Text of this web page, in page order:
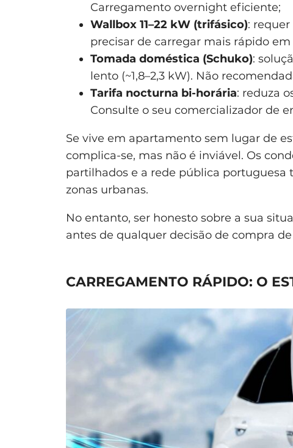
Carregamento overnight eficiente;
Wallbox 11–22 kW (trifásico):
precisar de carregar mais rápido em
Tomada doméstica (Schuko):
lento (~1,8–2,3 kW). Não
Tarifa nocturna bi-horária: reduza
Consulte o seu comercializador de
Se vive em apartamento sem lugar de
complica-se, mas não é inviável. Os
partilhados e a rede pública
zonas urbanas.
No entanto, ser honesto sobre a sua
antes de qualquer decisão de compra
CARREGAMENTO RÁPIDO: O